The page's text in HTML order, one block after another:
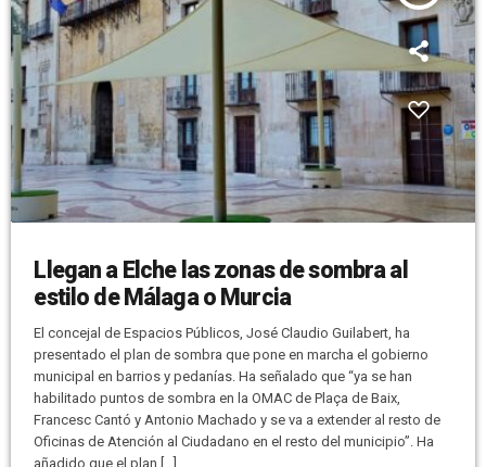
Llegan a Elche las zonas de sombra al
estilo de Málaga o Murcia
El concejal de Espacios Públicos, José Claudio Guilabert, ha
presentado el plan de sombra que pone en marcha el gobierno
municipal en barrios y pedanías. Ha señalado que “ya se han
habilitado puntos de sombra en la OMAC de Plaça de Baix,
Francesc Cantó y Antonio Machado y se va a extender al resto de
Oficinas de Atención al Ciudadano en el resto del municipio”. Ha
añadido que el plan […]